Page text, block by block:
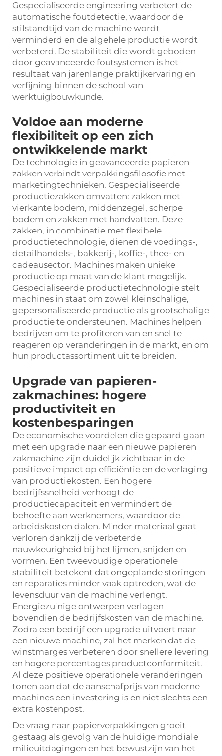
Gespecialiseerde engineering verbetert de
automatische foutdetectie, waardoor de
stilstandtijd van de machine wordt
verminderd en de algehele productie wordt
verbeterd. De stabiliteit die wordt geboden
door geavanceerde foutsystemen is het
resultaat van jarenlange praktijkervaring en
verfijning binnen de school van
werktuigbouwkunde.
Voldoe aan moderne
flexibiliteit op een zich
ontwikkelende markt
De technologie in geavanceerde papieren
zakken verbindt verpakkingsfilosofie met
marketingtechnieken. Gespecialiseerde
productiezakken omvatten: zakken met
vierkante bodem, middenzegel, scherpe
bodem en zakken met handvatten. Deze
zakken, in combinatie met flexibele
productietechnologie, dienen de voedings-,
detailhandels-, bakkerij-, koffie-, thee- en
cadeausector. Machines maken unieke
productie op maat van de klant mogelijk.
Gespecialiseerde productietechnologie stelt
machines in staat om zowel kleinschalige,
gepersonaliseerde productie als grootschalige
productie te ondersteunen. Machines helpen
bedrijven om te profiteren van en snel te
reageren op veranderingen in de markt, en om
hun productassortiment uit te breiden.
Upgrade van papieren-
zakmachines: hogere
productiviteit en
kostenbesparingen
De economische voordelen die gepaard gaan
met een upgrade naar een nieuwe papieren
zakmachine zijn duidelijk zichtbaar in de
positieve impact op efficiëntie en de verlaging
van productiekosten. Een hogere
bedrijfssnelheid verhoogt de
productiecapaciteit en vermindert de
behoefte aan werknemers, waardoor de
arbeidskosten dalen. Minder materiaal gaat
verloren dankzij de verbeterde
nauwkeurigheid bij het lijmen, snijden en
vormen. Een tweevoudige operationele
stabiliteit betekent dat ongeplande storingen
en reparaties minder vaak optreden, wat de
levensduur van de machine verlengt.
Energiezuinige ontwerpen verlagen
bovendien de bedrijfskosten van de machine.
Zodra een bedrijf een upgrade uitvoert naar
een nieuwe machine, zal het merken dat de
winstmarges verbeteren door snellere levering
en hogere percentages productconformiteit.
Al deze positieve operationele veranderingen
tonen aan dat de aanschafprijs van moderne
machines een investering is en niet slechts een
extra kostenpost.
De vraag naar papierverpakkingen groeit
gestaag als gevolg van de huidige mondiale
milieuitdagingen en het bewustzijn van het